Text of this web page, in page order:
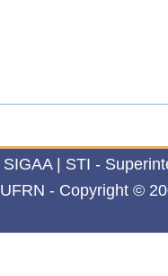
SIGAA | STI -
UFRN - Copyright ©